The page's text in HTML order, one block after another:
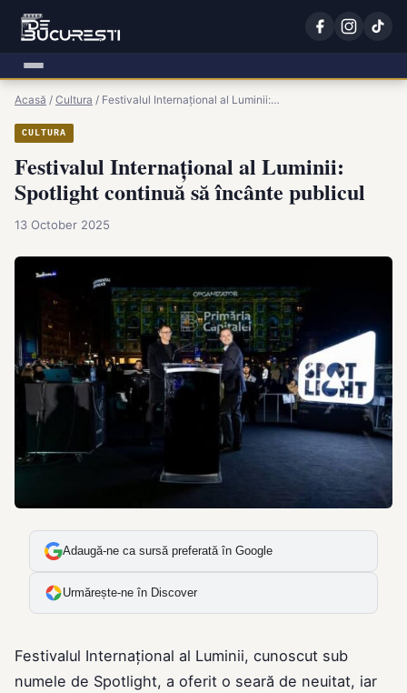
Acasă / Cultura / Festivalul Internațional al Luminii:…
CULTURA
Festivalul Internațional al Luminii:
Spotlight continuă să încânte publicul
13 October 2025
Adaugă-ne ca sursă preferată în Google
Urmărește-ne în Discover
Festivalul Internațional al Luminii, cunoscut sub
numele de Spotlight, a oferit o seară de neuitat, iar